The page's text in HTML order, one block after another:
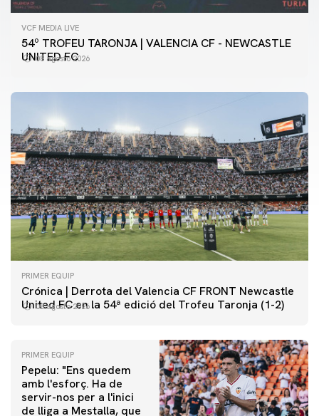
VCF MEDIA LIVE
54º TROFEU TARONJA | VALENCIA CF - NEWCASTLE
UNITED FC
08 agosto 2026
PRIMER EQUIP
Crónica | Derrota del Valencia CF FRONT Newcastle
United FC en la 54ª edició del Trofeu Taronja (1-2)
08 agosto 2026
PRIMER EQUIP
Pepelu: "Ens quedem
amb l'esforç. Ha de
servir-nos per a l'inici
de lliga a Mestalla, que
PRIMER EQUIP